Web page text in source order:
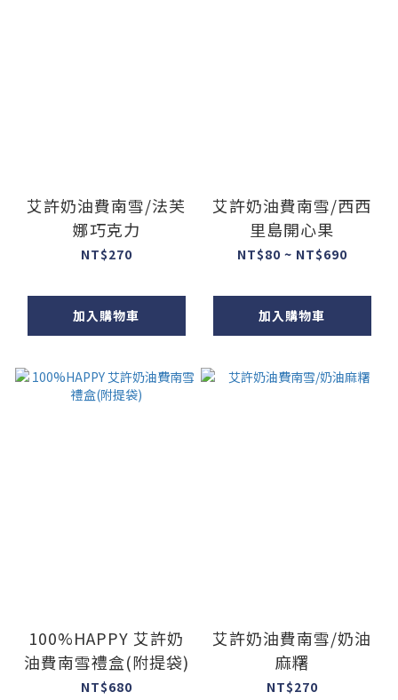
艾許奶油費南雪/法芙
娜巧克力
NT$270
加入購物車
艾許奶油費南雪/西西
里島開心果
NT$80 ~ NT$690
加入購物車
100%HAPPY 艾許奶
油費南雪禮盒(附提袋)
NT$680
艾許奶油費南雪/奶油
麻糬
NT$270